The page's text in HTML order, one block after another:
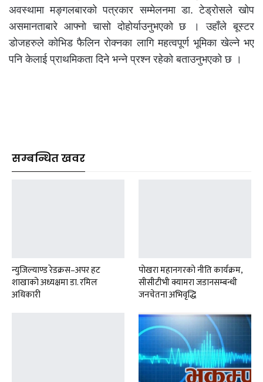
अवस्थामा मङ्गलबारको पत्रकार सम्मेलनमा डा. टेड्रोसले खोप
असमानताबारे आफ्नाे चासो दोहोर्याउनुभएको छ । उहाँले बूस्टर
डोजहरुले कोभिड फैलिन रोक्नका लागि महत्वपूर्ण भूमिका खेल्ने भए
पनि केलाई प्राथमिकता दिने भन्ने प्रश्न रहेको बताउनुभएको छ ।
सम्बन्धित खवर
न्युजिल्याण्ड रेडक्रस–अपर हट
शाखाको अध्यक्षमा डा. रमिल
अधिकारी
पाेखरा महानगरकाे नीति कार्यक्रम,
सीसीटीभी क्यामरा जडानसम्बन्धी
जनचेतना अभिवृद्धि